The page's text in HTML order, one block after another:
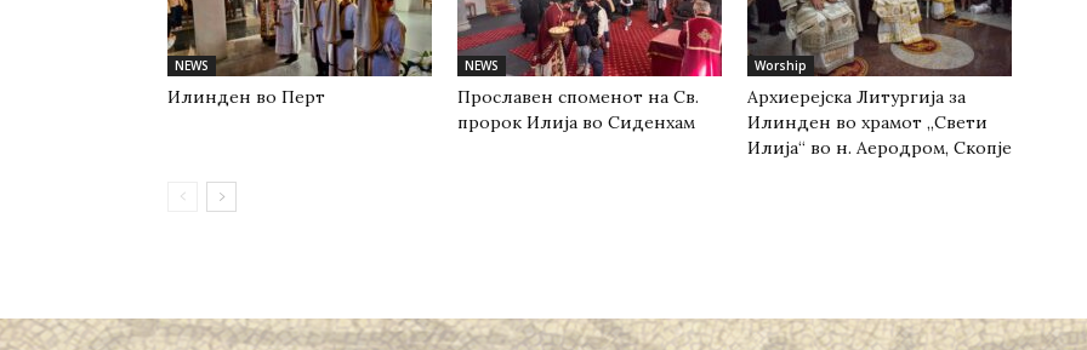
NEWS
Илинден во Перт
NEWS
Прославен споменот на Св.
пророк Илија во Сиденхам
Worship
Архиерејска Литургија за
Илинден во храмот „Свети
Илија“ во н. Аеродром, Скопје